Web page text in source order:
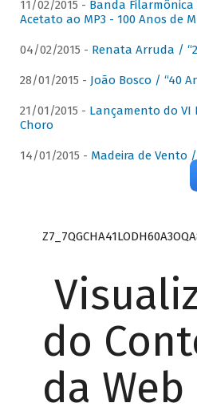
11/02/2015 - Banda Filarmônica
Acetato ao MP3 - 100 Anos de
04/02/2015 - Renata Arruda /
28/01/2015 - João Bosco / “40
21/01/2015 - Lançamento do VI
Choro
14/01/2015 - Madeira de Vento
do
da Web